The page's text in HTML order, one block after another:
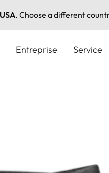
USA. Choose a different
Entreprise Service